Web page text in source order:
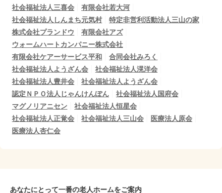
社会福祉法人三喜会
有限会社若大河
社会福祉法人しんまち元気村
特定非営利活動法人三山の家
株式会社プランドウ
有限会社アズ
ウォームハートカンパニー株式会社
有限会社ケアーサービス平和
合同会社みろく
社会福祉法人ようざん会
社会福祉法人滉洋会
社会福祉法人豊井会
社会福祉法人ようざん会
認定ＮＰＯ法人じゃんけんぽん
社会福祉法人国府会
マグノリアニセン
社会福祉法人恒星会
社会福祉法人正覚会
社会福祉法人三山会
医療法人原会
医療法人杏仁会
あなたにとって一番の老人ホームをご案内